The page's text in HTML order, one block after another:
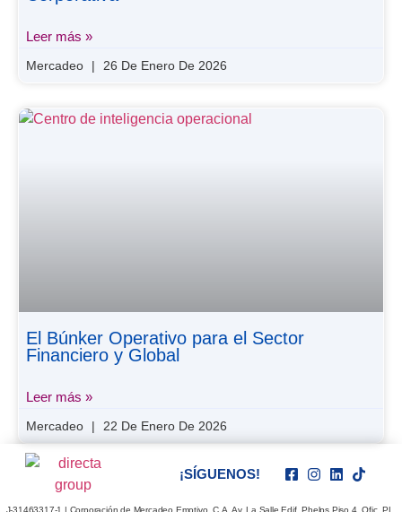
Leer más »
Mercadeo 26 De Enero De 2026
El Búnker Operativo para el Sector
Financiero y Global
Leer más »
Mercadeo 22 De Enero De 2026
¡SÍGUENOS!
J-31463317-1 | Corporación de Mercadeo Emotivo, C.A. Av. La Salle Edif. Phelps Piso 4, Ofic. PL,